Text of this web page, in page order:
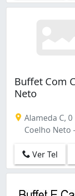
Buffet Com
Neto
Alameda C, 0
Coelho Neto
Ver Tel